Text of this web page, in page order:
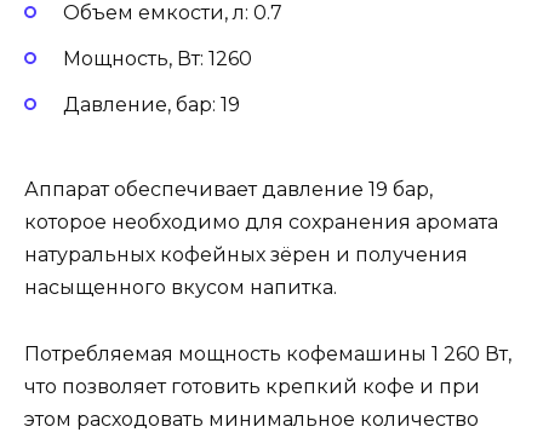
Объем емкости, л: 0.7
Мощность, Вт: 1260
Давление, бар: 19
Аппарат обеспечивает давление 19 бар,
которое необходимо для сохранения аромата
натуральных кофейных зёрен и получения
насыщенного вкусом напитка.
Потребляемая мощность кофемашины 1 260 Вт,
что позволяет готовить крепкий кофе и при
этом расходовать минимальное количество